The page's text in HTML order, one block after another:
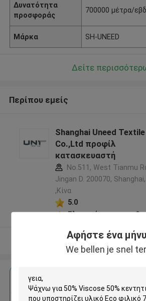
Αφήστε ένα
We bellen je snel
Δυνατότητα
προσφοράς
700000 μέτρα/
Μάρκα SH-UNEED
Δείτε
Περίπου εμείς
Shanghai Uneed Textile
Co.,Ltd προφίλ
κατασκευαστή
No.511, West Tianmu
Jingan D. 200070,
,Κίνα
5.0
Ελεγχμένος
Δείτε
Αποκτήστε την καλύτερη